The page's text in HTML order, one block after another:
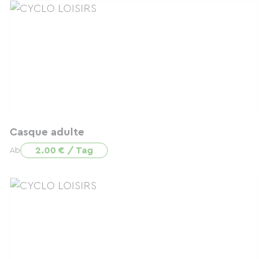
Casque adulte
Ab 2.00 € / Tag